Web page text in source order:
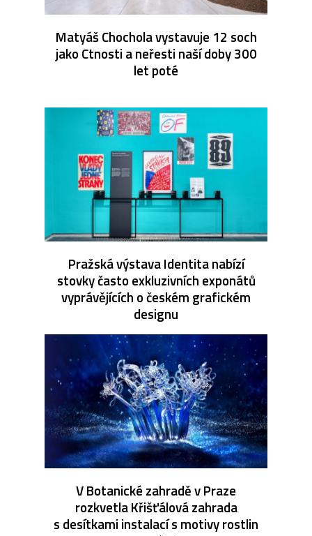
Matyáš Chochola vystavuje 12 soch
jako Ctnosti a neřesti naší doby 300
let poté
Pražská výstava Identita nabízí
stovky často exkluzivních exponátů
vyprávějících o českém grafickém
designu
V Botanické zahradě v Praze
rozkvetla Křišťálová zahrada
s desítkami instalací s motivy rostlin